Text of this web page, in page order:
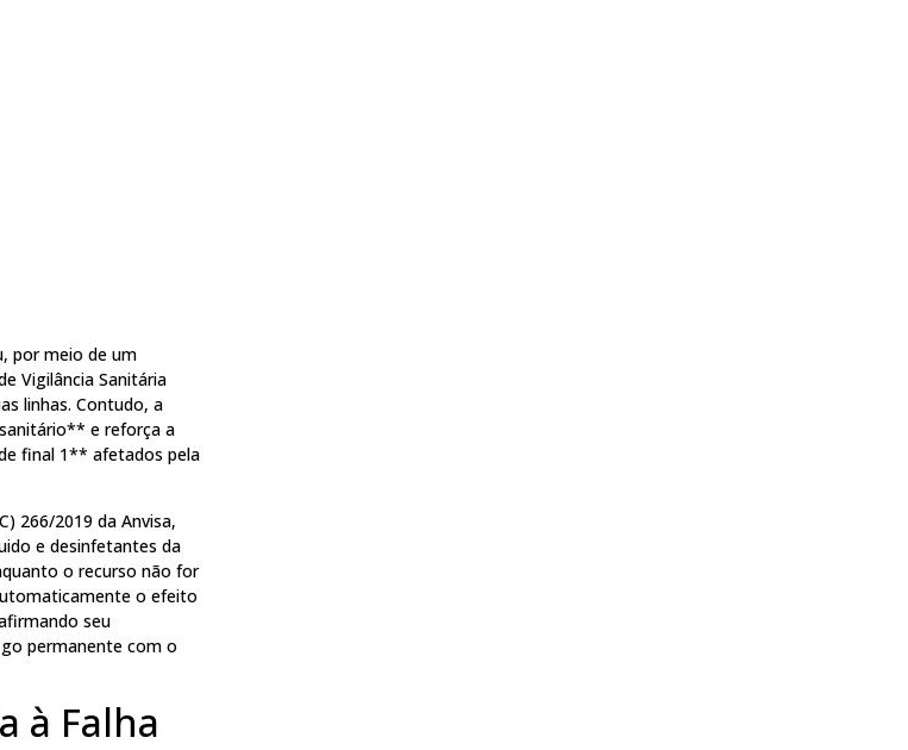
por meio de um
Vigilância Sanitária
linhas. Contudo, a
e reforça a
final 1** afetados pela
266/2019 da Anvisa,
e desinfetantes da
o recurso não for
o efeito
seu
permanente com o
à Falha